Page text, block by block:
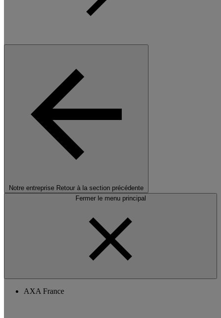
Notre entreprise Retour à la section précédente
Fermer le menu principal
AXA France